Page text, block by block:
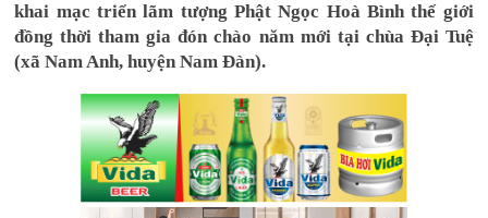
khai mạc triển lãm tượng Phật Ngọc Hoà Bình thế giới
đồng thời tham gia đón chào năm mới tại chùa Đại Tuệ
(xã Nam Anh, huyện Nam Đàn).